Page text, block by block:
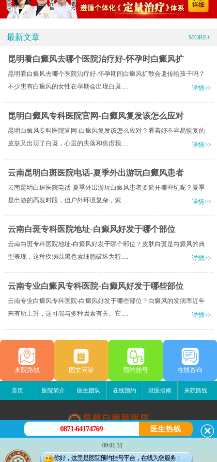
最新文章 MORE+
昆明看白癜风去哪个医院治疗好-怀孕时白癜风扩
昆明看白癜风去哪个医院治疗好-怀孕期间白癜风扩散会遗传给孩子吗？
不少患有白癜风的女性在孕期会出现白斑.....
详情>>
昆明白癜风专科医院官网-白癜风复发该怎么应对
昆明白癜风专科医院官网-白癜风复发该怎么应对？看着好不容易恢复的
皮肤又出现了白斑，心里的失落和焦虑我.....
详情>>
云南昆明白斑医院电话-夏季外出游玩白癜风患者
云南昆明白斑医院电话-夏季外出游玩白癜风患者要避开哪些坑呢？夏季
是出游的高发时段，但户外环境复杂，紫.....
详情>>
云南白斑专科医院地址-白癜风好发于哪个部位
云南白斑专科医院地址-白癜风好发于哪个部位？皮肤白斑是白癜风的典
型表现，这种疾病以黑色素细胞破坏为特.....
详情>>
云南专业白癜风专科医院-白癜风好发于哪些部位
云南专业白癜风专科医院-白癜风好发于哪些部位？白癜风的发病率近年
来有所上升，这可能与多种因素有关。它.....
详情>>
来院路线 图文问诊 预约挂号 在线咨询
首页 医院简介 医生团队 在线预约 就医指南 来院路线
昆明白癜风医院
昆明市五华区护国路2号
版权所有：昆明白癜风医院
0871-64174769 医生热线
09:01:31
你好，这里是医院预约挂号平台，在线为您服务！